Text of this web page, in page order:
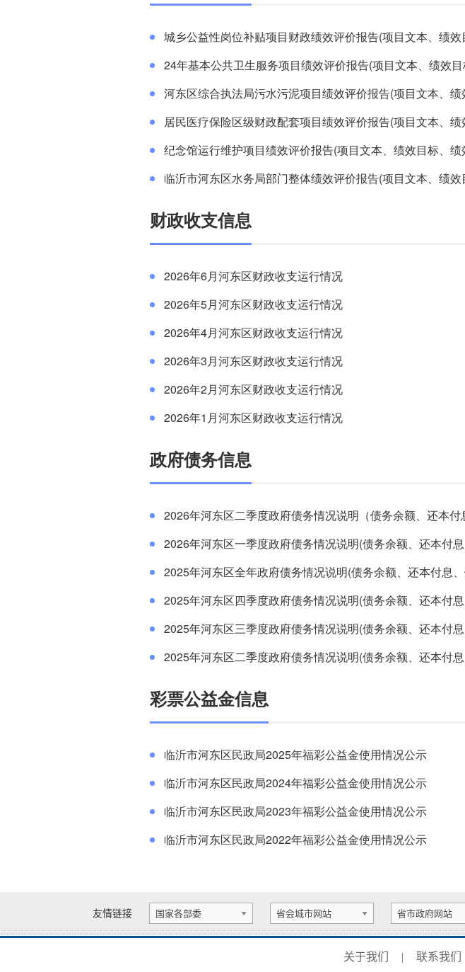
城乡公益性岗位补贴项目财政绩效评价报告(项目文本、绩效
24年基本公共卫生服务项目绩效评价报告(项目文本、绩效目
河东区综合执法局污水污泥项目绩效评价报告(项目文本、绩
居民医疗保险区级财政配套项目绩效评价报告(项目文本、绩
纪念馆运行维护项目绩效评价报告(项目文本、绩效目标、绩
临沂市河东区水务局部门整体绩效评价报告(项目文本、绩效
财政收支信息
2026年6月河东区财政收支运行情况
2026年5月河东区财政收支运行情况
2026年4月河东区财政收支运行情况
2026年3月河东区财政收支运行情况
2026年2月河东区财政收支运行情况
2026年1月河东区财政收支运行情况
政府债务信息
2026年河东区二季度政府债务情况说明（债务余额、还本付
2026年河东区一季度政府债务情况说明(债务余额、还本付
2025年河东区全年政府债务情况说明(债务余额、还本付息
2025年河东区四季度政府债务情况说明(债务余额、还本付
2025年河东区三季度政府债务情况说明(债务余额、还本付
2025年河东区二季度政府债务情况说明(债务余额、还本付
彩票公益金信息
临沂市河东区民政局2025年福彩公益金使用情况公示
临沂市河东区民政局2024年福彩公益金使用情况公示
临沂市河东区民政局2023年福彩公益金使用情况公示
临沂市河东区民政局2022年福彩公益金使用情况公示